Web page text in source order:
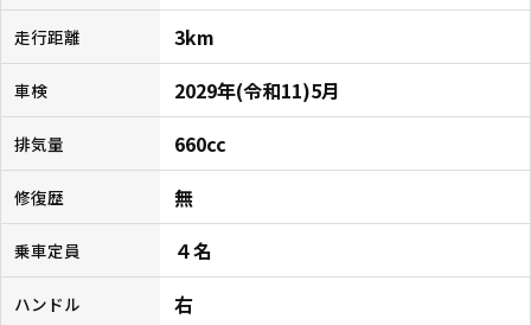
走行距離 3km
車検 2029年(令和11)5月
排気量 660cc
修復歴 無
乗車定員 ４名
ハンドル 右